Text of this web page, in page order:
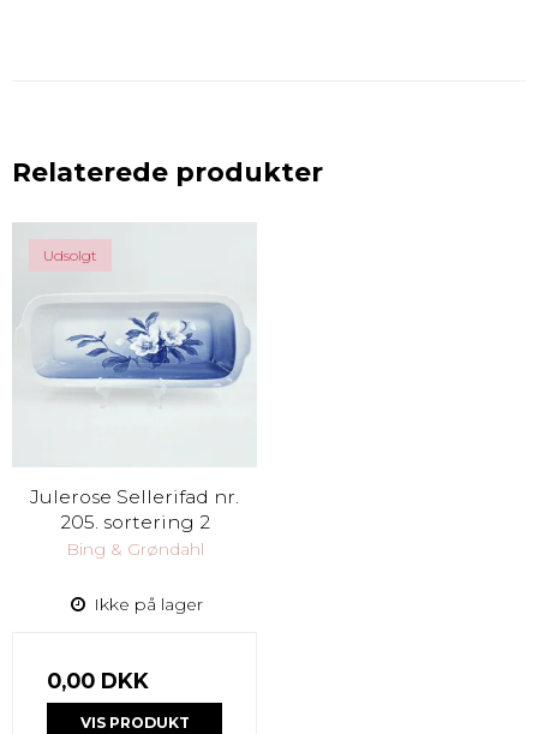
Relaterede produkter
Udsolgt
Julerose Sellerifad nr.
205. sortering 2
Bing & Grøndahl
Ikke på lager
0,00 DKK
VIS PRODUKT